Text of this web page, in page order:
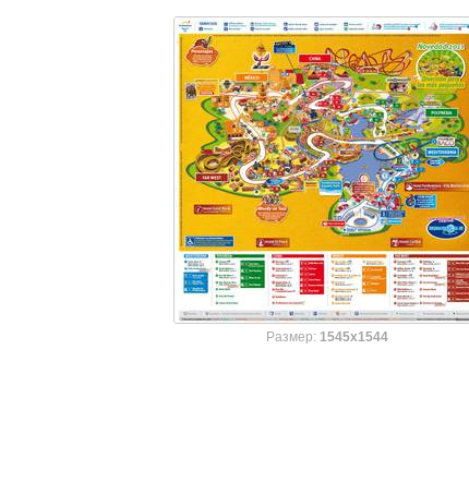
Размер: 1545x1544